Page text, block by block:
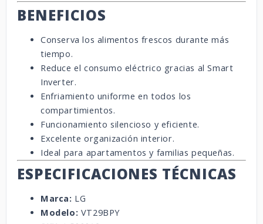
BENEFICIOS
Conserva los alimentos frescos durante más
tiempo.
Reduce el consumo eléctrico gracias al Smart
Inverter.
Enfriamiento uniforme en todos los
compartimientos.
Funcionamiento silencioso y eficiente.
Excelente organización interior.
Ideal para apartamentos y familias pequeñas.
ESPECIFICACIONES TÉCNICAS
Marca: LG
Modelo: VT29BPY